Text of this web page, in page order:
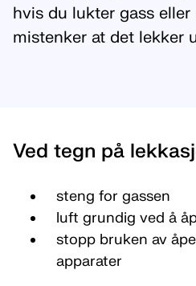
hvis du lukter gass eller
mistenker at det lekker
Ved tegn på
steng for gassen
luft grundig ved å
stopp bruken av
apparater